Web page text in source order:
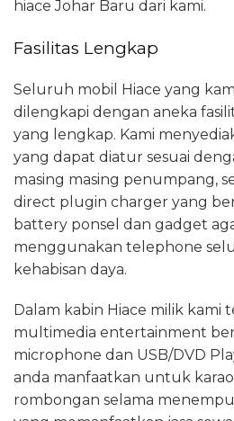
hiace Johar Baru dari kami.
Fasilitas Lengkap
Seluruh mobil Hiace yang
dilengkapi dengan aneka
yang lengkap. Kami
yang dapat diatur sesuai
masing masing penumpang,
direct plugin charger yang
battery ponsel dan gadget
menggunakan telephone
kehabisan daya.
Dalam kabin Hiace milik kami
multimedia entertainment
microphone dan USB/DVD
anda manfaatkan untuk
rombongan selama